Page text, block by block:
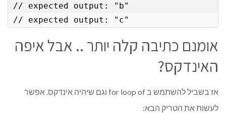
// expected output: "b"
אומנם כתיבה קלה יותר .. אבל איפה
האינדקס?
אז בשביל להשתמש ב for loop of וגם שיהיה אינדקס. אפשר
לעשות את הטריק הבא: